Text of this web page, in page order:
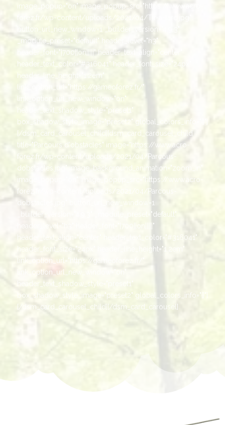
image_popup="on" image_popup_src="https://www.acro-
forez.fr/wp-content/uploads/2021/04/Tir-a-larc.jpg"
button_url_new_window=1 _builder_version="4.9.3"
_module_preset="default" header_level="h3"
header_font="|700||on|||||" header_text_align="center"
header_text_color="#316041" header_font_size="24px"
header_line_height="1.2em"
link_option_url="https://gameoforez.fr/"
link_option_url_new_window="on"
header_text_shadow_style="preset1"
box_shadow_style_image="preset2" global_colors_info="{}"]
[/dsm_card_carousel_child][dsm_card_carousel_child
title="Parcours d'obstacles" image="https://www.acro-
forez.fr/wp-content/uploads/2021/04/Parcous-
dobstacles.jpg" image_background_animation="zoom_in"
image_popup="on" image_popup_src="https://www.acro-
forez.fr/wp-content/uploads/2021/04/Parcous-
dobstacles.jpg" button_url_new_window=1
_builder_version="4.9.3" _module_preset="default"
header_level="h3" header_font="|700||on|||||"
header_text_align="center" header_text_color="#316041"
header_font_size="24px" header_line_height="1.2em"
link_option_url="https://gameoforez.fr/"
link_option_url_new_window="on"
header_text_shadow_style="preset1"
box_shadow_style_image="preset2" global_colors_info="{}"]
[/dsm_card_carousel_child][/dsm_card_carousel]